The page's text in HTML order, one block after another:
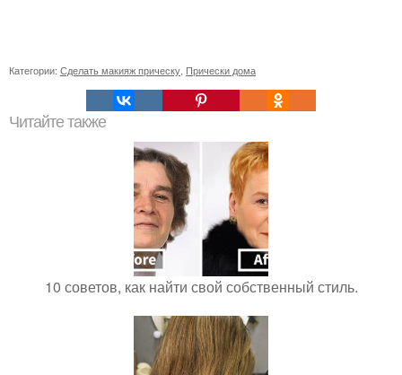
Категории: Сделать макияж прическу Прически дома
Читайте также
10 советов, как найти свой собственный стиль.